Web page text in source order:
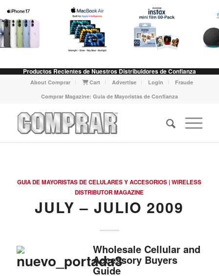
Productos Recientes de Nuestros Distribuidores de Confianza
About Comprar Cart Advertise Login
Fraude
Comprar Magazine: Guia de Mayoristas de Confianza
GUIA DE MAYORISTAS DE CELULARES Y ACCESORIOS | WIRELESS
DISTRIBUTOR MAGAZINE
JULY – JULIO 2009
Wholesale Cellular and
Accessory Buyers
Guide